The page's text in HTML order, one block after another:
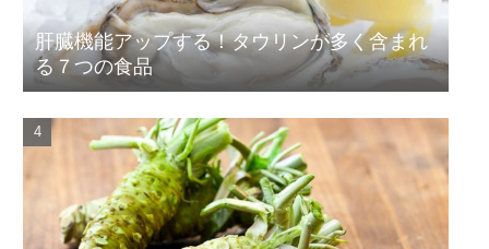
肝臓機能アップする！タウリンが多く含まれ
る７つの食品